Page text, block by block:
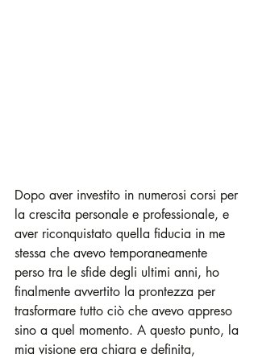
Dopo aver investito in numerosi corsi per
la crescita personale e professionale, e
aver riconquistato quella fiducia in me
stessa che avevo temporaneamente
perso tra le sfide degli ultimi anni, ho
finalmente avvertito la prontezza per
trasformare tutto ciò che avevo appreso
sino a quel momento. A questo punto, la
mia visione era chiara e definita,